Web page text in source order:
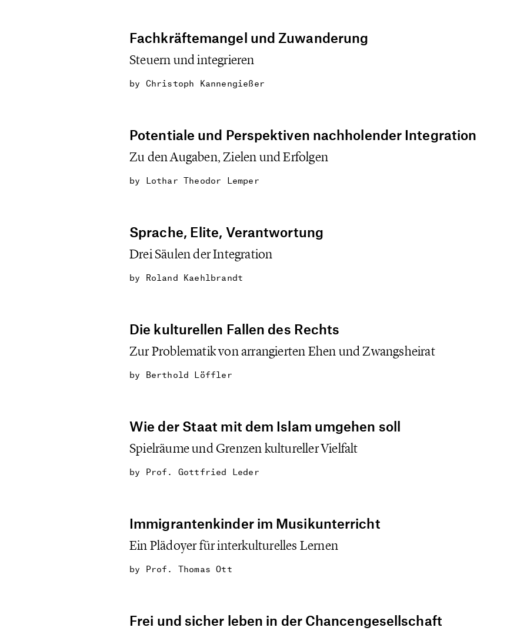
Fachkräftemangel und Zuwanderung
Steuern und integrieren
by Christoph Kannengießer
Potentiale und Perspektiven nachholender Integration
Zu den Augaben, Zielen und Erfolgen
by Lothar Theodor Lemper
Sprache, Elite, Verantwortung
Drei Säulen der Integration
by Roland Kaehlbrandt
Die kulturellen Fallen des Rechts
Zur Problematik von arrangierten Ehen und Zwangsheirat
by Berthold Löffler
Wie der Staat mit dem Islam umgehen soll
Spielräume und Grenzen kultureller Vielfalt
by Prof. Gottfried Leder
Immigrantenkinder im Musikunterricht
Ein Plädoyer für interkulturelles Lernen
by Prof. Thomas Ott
Frei und sicher leben in der Chancengesellschaft